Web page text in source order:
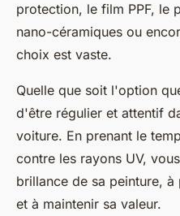
protection, le film PPF, le
nano-céramiques ou
choix est vaste.
Quelle que soit l'option
d'être régulier et attentif
voiture. En prenant le
contre les rayons UV,
brillance de sa peinture,
et à maintenir sa valeur.